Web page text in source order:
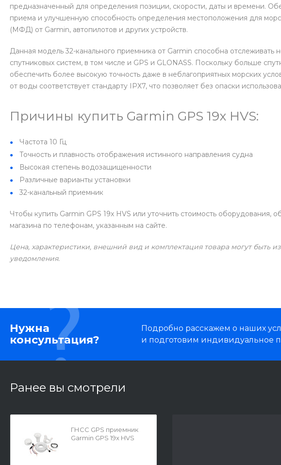
предназначенный для определения позиции, скорости, даты и времени.
приема и улучшенную способность определения местоположения для
(МФД) от Garmin, автопилотов и других устройств.
Данная модель 32-канального приемника от Garmin способна отслеживать
спутниковых систем, в том числе и GPS и GLONASS. Поскольку больше
обеспечить более высокую точность даже в неблагоприятных морских
от воды соответствует стандарту IPX7, что позволяет без опаски
Причины купить Garmin GPS 19x HVS:
Частота 10 Гц
Точность и плавность отображения истинного направления судна
Высокая степень водозащищенности
Различные варианты установки
32-канальный приемник
Чтобы купить Garmin GPS 19x HVS или уточнить стоимость оборудования,
магазина по телефонам, указанным на сайте.
Цена, характеристики, внешний вид и комплектация товара могут быть
уведомления.
Нужна
консультация?
Подробно расскажем о наших
и подготовим индивидуальное
Ранее вы смотрели
ГНСС GPS приемник
Garmin GPS 19x HVS